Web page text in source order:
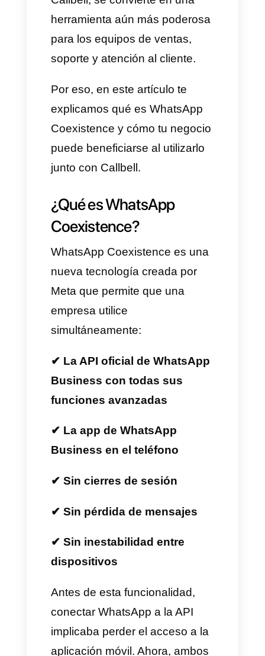
WhatsApp Business y la app de
WhatsApp Business en el
teléfono al mismo tiempo, sin
desconexiones, sin pérdida de
historial y sin conflictos entre
dispositivos.
Además, cuando esta
tecnología se combina con
Callbell, se convierte en una
herramienta aún más poderosa
para los equipos de ventas,
soporte y atención al cliente.
Por eso, en este artículo te
explicamos qué es WhatsApp
Coexistence y cómo tu negocio
puede beneficiarse al utilizarlo
junto con Callbell.
¿Qué es WhatsApp
nueva tecnología creada por
simultáneamente: